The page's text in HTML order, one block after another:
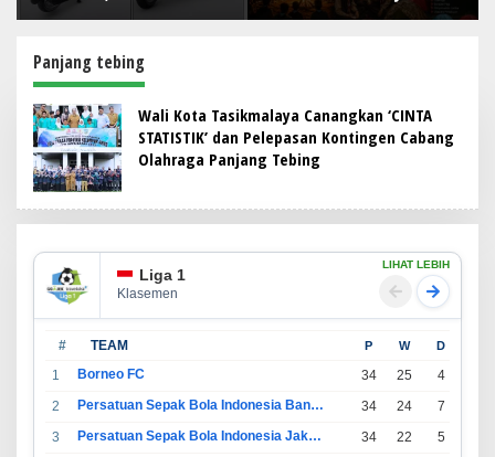
Edition Buat Nyempurnain
2026 TEMPA KARAKTER,
Panjang tebing
Wali Kota Tasikmalaya Canangkan ‘CINTA
STATISTIK’ dan Pelepasan Kontingen Cabang
Olahraga Panjang Tebing
Liga 1
Klasemen
LIHAT LEBIH
# TEAM P W D
1 Borneo FC 34 25 4
2
Persatuan Sepak Bola Indonesia Bandung 34 24 7
3
Persatuan Sepak Bola Indonesia Jakarta 34 22 5